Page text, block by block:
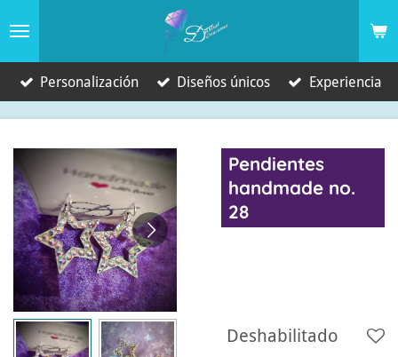
contenido
principal
Personalización Diseños únicos Experiencia
Pendientes
handmade no.
28
Deshabilitado